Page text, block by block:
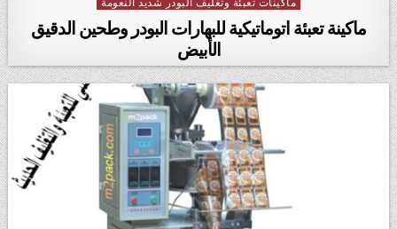
ماكينة تعبئة اتوماتيكية للبهارات البودر وطحين الدقيق
الأبيض